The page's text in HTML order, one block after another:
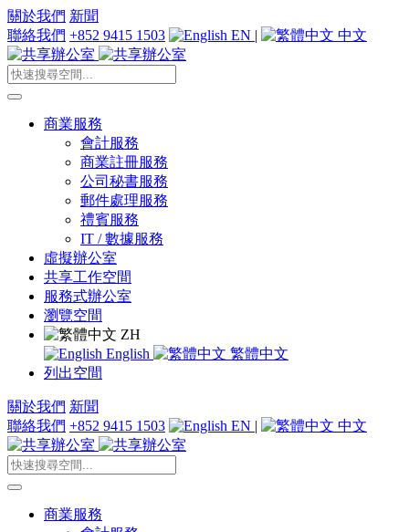
關於我們 新聞
聯絡我們 +852 9415 1503 EN | 中文
商業服務
會計服務
商業註冊服務
公司秘書服務
郵件處理服務
禮賓服務
IT / 數據服務
虛擬辦公室
共享工作空間
服務式辦公室
瀏覽空間
ZH
English
繁體中文
列出空間
關於我們 新聞
聯絡我們 +852 9415 1503 EN | 中文
商業服務